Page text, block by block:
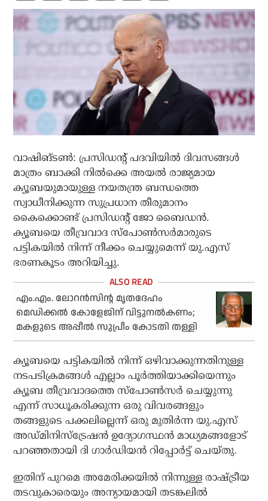
വാഷിങ്ടണ്‍: പ്രസിഡന്റ് പദവിയില്‍ ദിവസങ്ങള്‍
മാത്രം ബാക്കി നില്‍ക്കെ അയല്‍ രാജ്യമായ
ക്യൂബയുമായുള്ള നയതന്ത്ര ബന്ധത്തെ
സ്വാധീനിക്കുന്ന സുപ്രധാന തീരുമാനം
കൈക്കൊണ്ട് പ്രസിഡന്റ് ജോ ബൈഡന്‍.
ക്യൂബയെ തീവ്രവാദ സ്‌പോണ്‍സര്‍മാരുടെ
പട്ടികയില്‍ നിന്ന് നീക്കം ചെയ്യുമെന്ന് യു.എസ്
ഭരണകൂടം അറിയിച്ചു.
എം.എം. ലോറന്‍സിന്റ മൃതദേഹം
മെഡിക്കല്‍ കോളേജിന് വിട്ടുനല്‍കണം;
മകളുടെ അപ്പീല്‍ സുപ്രീം കോടതി തള്ളി
ക്യൂബയെ പട്ടികയില്‍ നിന്ന് ഒഴിവാക്കുന്നതിനുള്ള
നടപടിക്രമങ്ങള്‍ എല്ലാം പൂര്‍ത്തിയാക്കിയെന്നും
ക്യൂബ തീവ്രവാദത്തെ സ്‌പോണ്‍സര്‍ ചെയ്യുന്നു
എന്ന് സാധൂകരിക്കുന്ന ഒരു വിവരങ്ങളും
തങ്ങളുടെ പക്കലില്ലെന്ന്‌ ഒരു മുതിര്‍ന്ന യു.എസ്
അഡ്മിനിസ്ട്രേഷന്‍ ഉദ്യോഗസ്ഥന്‍ മാധ്യമങ്ങളോട്
പറഞ്ഞതായി ദി ഗാര്‍ഡിയന്‍ റിപ്പോര്‍ട്ട് ചെയ്തു.
ഇതിന് പുറമെ അമേരിക്കയില്‍ നിന്നുള്ള രാഷ്ട്രീയ
തടവുകാരെയും അന്യായമായി തടങ്കലില്‍